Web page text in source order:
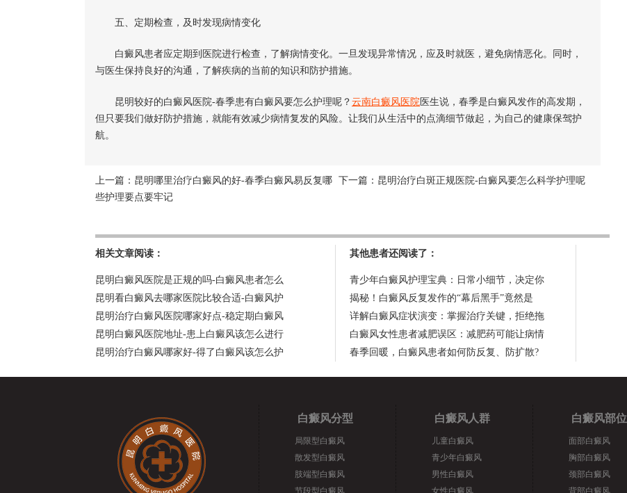
五、定期检查，及时发现病情变化
白癜风患者应定期到医院进行检查，了解病情变化。一旦发现异常情况，应及时就医，避免病情恶化。同时，
与医生保持良好的沟通，了解疾病的当前的知识和防护措施。
昆明较好的白癜风医院-春季患有白癜风要怎么护理呢？ 云南白癜风医院 医生说，春季是白癜风发作的高发期，
但只要我们做好防护措施，就能有效减少病情复发的风险。让我们从生活中的点滴细节做起，为自己的健康保驾护
航。
上一篇： 昆明哪里治疗白癜风的好-春季白癜风易反复哪
些护理要点要牢记
下一篇： 昆明治疗白斑正规医院-白癜风要怎么科学护理呢
相关文章阅读：
昆明白癜风医院是正规的吗-白癜风患者怎么
昆明看白癜风去哪家医院比较合适-白癜风护
昆明治疗白癜风医院哪家好点-稳定期白癜风
昆明白癜风医院地址-患上白癜风该怎么进行
昆明治疗白癜风哪家好-得了白癜风该怎么护
其他患者还阅读了：
青少年白癜风护理宝典：日常小细节，决定你
揭秘！白癜风反复发作的“幕后黑手”竟然是
详解白癜风症状演变：掌握治疗关键，拒绝拖
白癜风女性患者减肥误区：减肥药可能让病情
春季回暖，白癜风患者如何防反复、防扩散?
白癜风分型
局限型白癜风
散发型白癜风
肢端型白癜风
节段型白癜风
白癜风人群
儿童白癜风
青少年白癜风
男性白癜风
女性白癜风
白癜风部位
面部白癜风
胸部白癜风
颈部白癜风
背部白癜风